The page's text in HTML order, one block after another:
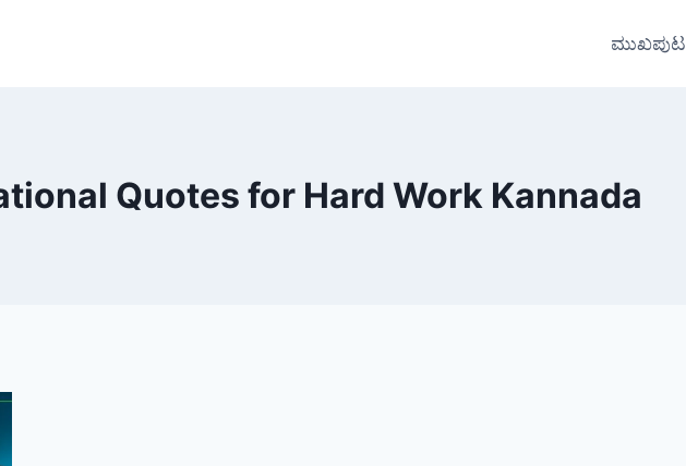
ಮುಖಪುಟ
Quotes for Hard Work Kannada